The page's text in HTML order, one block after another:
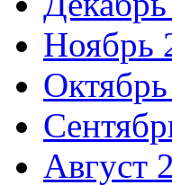
Ноябрь
Август